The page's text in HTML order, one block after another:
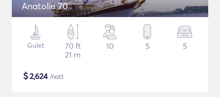
Anatolie 70
Gulet
70 ft
21 m
10 5 5
$2,624/natt